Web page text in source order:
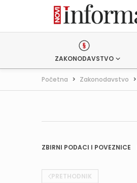
ZAKONODAVSTVO
Početna > Zakonodavstvo >
ZBIRNI PODACI I POVEZNICE
PRETHODNIK